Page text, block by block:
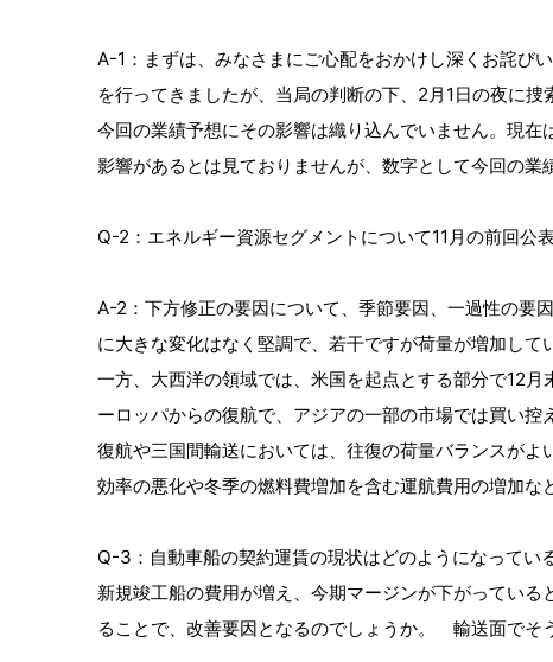
A-1：まずは、みなさまにご心配をおかけし深くお詫び
を行ってきましたが、当局の判断の下、2月1日の夜に
今回の業績予想にその影響は織り込んでいません。現
影響があるとは見ておりませんが、数字として今回の業
Q-2：エネルギー資源セグメントについて11月の前回公
A-2：下方修正の要因について、季節要因、一過性の要
に大きな変化はなく堅調で、若干ですが荷量が増加して
一方、大西洋の領域では、米国を起点とする部分で12
ーロッパからの復航で、アジアの一部の市場では買い控
復航や三国間輸送においては、往復の荷量バランスが
効率の悪化や冬季の燃料費増加を含む運航費用の増加な
Q-3：自動車船の契約運賃の現状はどのようになってい
新規竣工船の費用が増え、今期マージンが下がってい
ることで、改善要因となるのでしょうか。 輸送面でそ